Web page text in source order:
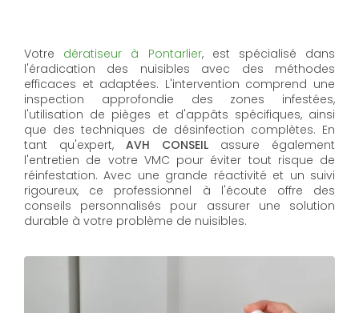
Votre dératiseur à Pontarlier, est spécialisé dans
l'éradication des nuisibles avec des méthodes
efficaces et adaptées. L'intervention comprend une
inspection approfondie des zones infestées,
l'utilisation de pièges et d'appâts spécifiques, ainsi
que des techniques de désinfection complètes. En
tant qu'expert, AVH CONSEIL assure également
l'entretien de votre VMC pour éviter tout risque de
réinfestation. Avec une grande réactivité et un suivi
rigoureux, ce professionnel à l'écoute offre des
conseils personnalisés pour assurer une solution
durable à votre problème de nuisibles.